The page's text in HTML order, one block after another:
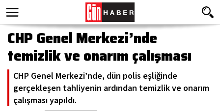
CHP Genel Merkezi’nde
temizlik ve onarım çalışması
CHP Genel Merkezi’nde, dün polis eşliğinde
gerçekleşen tahliyenin ardından temizlik ve onarım
çalışması yapıldı.